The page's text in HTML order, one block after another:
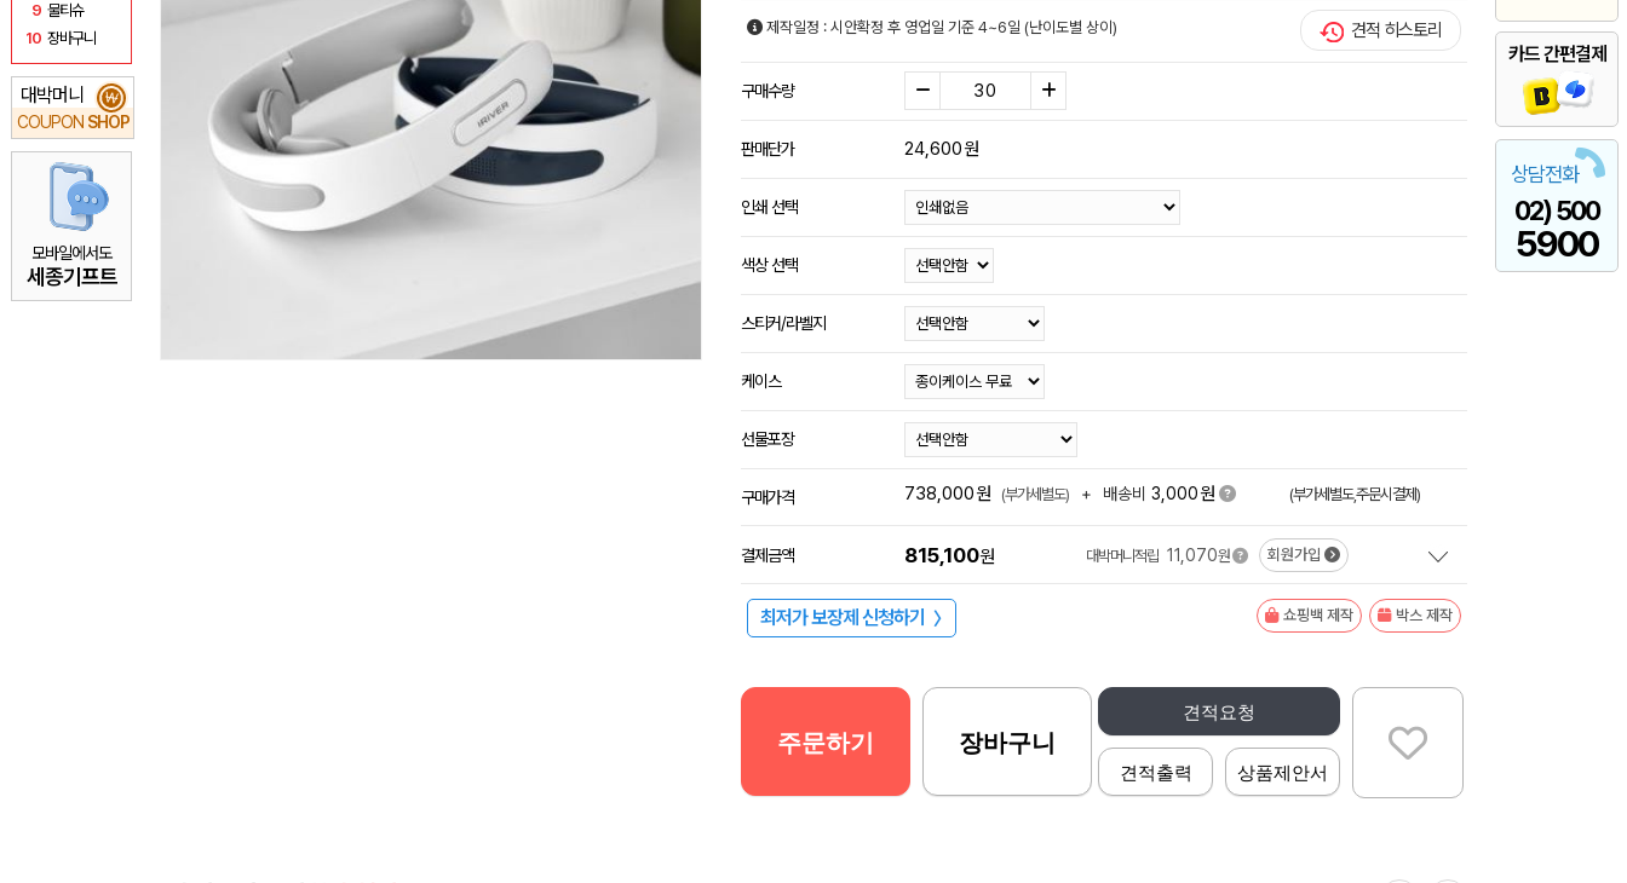
9 물티슈
10 장바구니
대박머니
COUPON SHOP
₩
모바일에서도
세종기프트
카드 간편결제
상담전화
02) 500
5900
제작일정 : 시안확정 후 영업일 기준 4~6일 (난이도별 상이) 견적 히스토리
구매수량
판매단가 24,600원
인쇄 선택
색상 선택
스티커/라벨지
케이스
선물포장
구매가격 738,000원 (부가세별도) + 배송비 3,000원 (부가세별도,주문시결제)
결제금액 815,100원 대박머니적립 11,070원 회원가입
최저가 보장제 신청하기 〉 쇼핑백 제작 박스 제작
견적요청
견적출력 상품제안서
주문하기 장바구니